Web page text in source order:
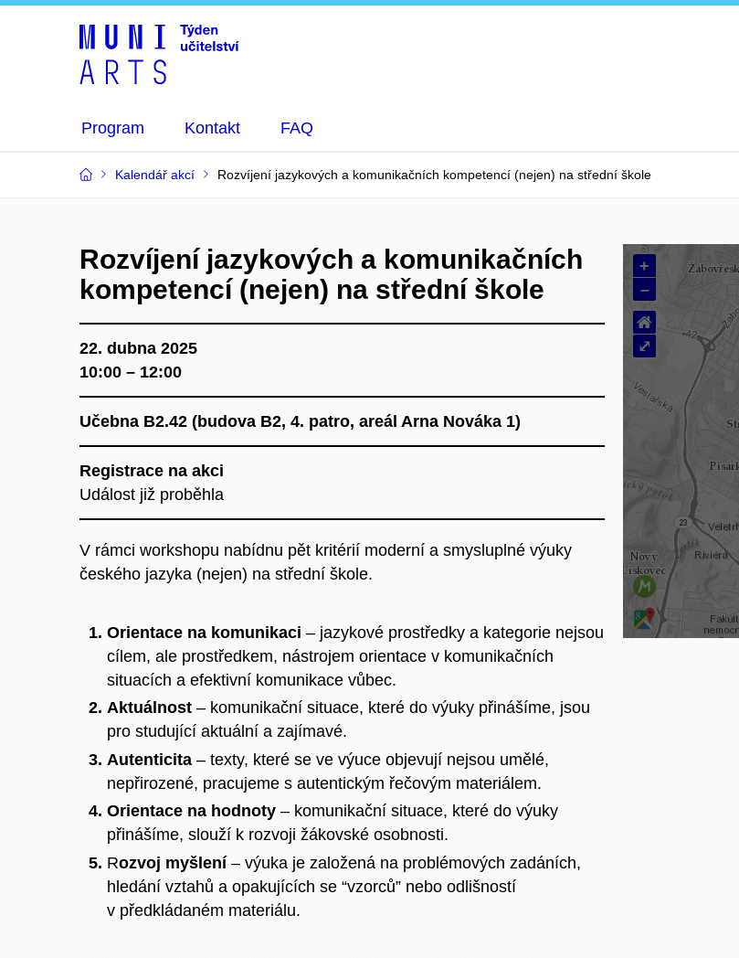
Program Kontakt FAQ
Kalendář akcí Rozvíjení jazykových a komunikačních kompetencí (nejen) na střední škole
Rozvíjení jazykových a komunikačních
kompetencí (nejen) na střední škole
22. dubna 2025
10:00 – 12:00
Učebna B2.42 (budova B2, 4. patro, areál Arna Nováka 1)
Registrace na akci
Událost již proběhla
V rámci workshopu nabídnu pět kritérií moderní a smysluplné výuky
českého jazyka (nejen) na střední škole.
Orientace na komunikaci – jazykové prostředky a kategorie nejsou
cílem, ale prostředkem, nástrojem orientace v komunikačních
situacích a efektivní komunikace vůbec.
Aktuálnost – komunikační situace, které do výuky přinášíme, jsou
pro studující aktuální a zajímavé.
Autenticita – texty, které se ve výuce objevují nejsou umělé,
nepřirozené, pracujeme s autentickým řečovým materiálem.
Orientace na hodnoty – komunikační situace, které do výuky
přinášíme, slouží k rozvoji žákovské osobnosti.
Rozvoj myšlení– výuka je založená na problémových zadáních,
hledání vztahů a opakujících se “vzorců” nebo odlišností
v předkládaném materiálu.
+
–
⌂
⤢